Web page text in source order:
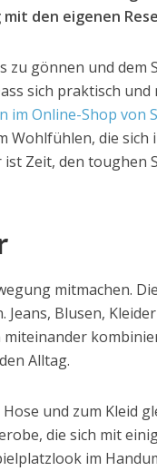
den eigenen
zu gönnen und
sich praktisch und
im Online-Shop von
Wohlfühlen, die
Zeit, den toughen
mitmachen.
Blusen,
Alltag.
und zum Kleid
die sich mit
im